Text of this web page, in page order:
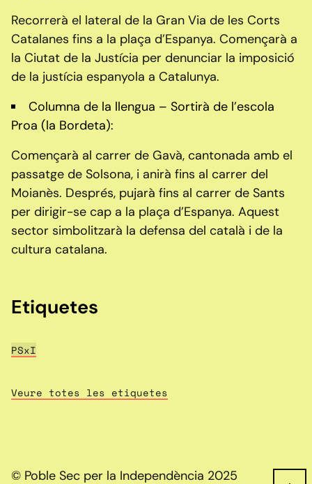
Recorrerà el lateral de la Gran Via de les Corts
Catalanes fins a la plaça d’Espanya. Començarà a
la Ciutat de la Justícia per denunciar la imposició
de la justícia espanyola a Catalunya.
Columna de la llengua – Sortirà de l’escola
Proa (la Bordeta):
Començarà al carrer de Gavà, cantonada amb el
passatge de Solsona, i anirà fins al carrer del
Moianès. Després, pujarà fins al carrer de Sants
per dirigir-se cap a la plaça d’Espanya. Aquest
sector simbolitzarà la defensa del català i de la
cultura catalana.
Etiquetes
PSxI
Veure totes les etiquetes
© Poble Sec per la Independència 2025